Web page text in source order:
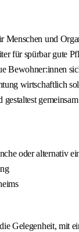
Menschen und
für spürbar gute
Bewohner:innen
wirtschaftlich
oder alternativ
Gelegenheit, mit